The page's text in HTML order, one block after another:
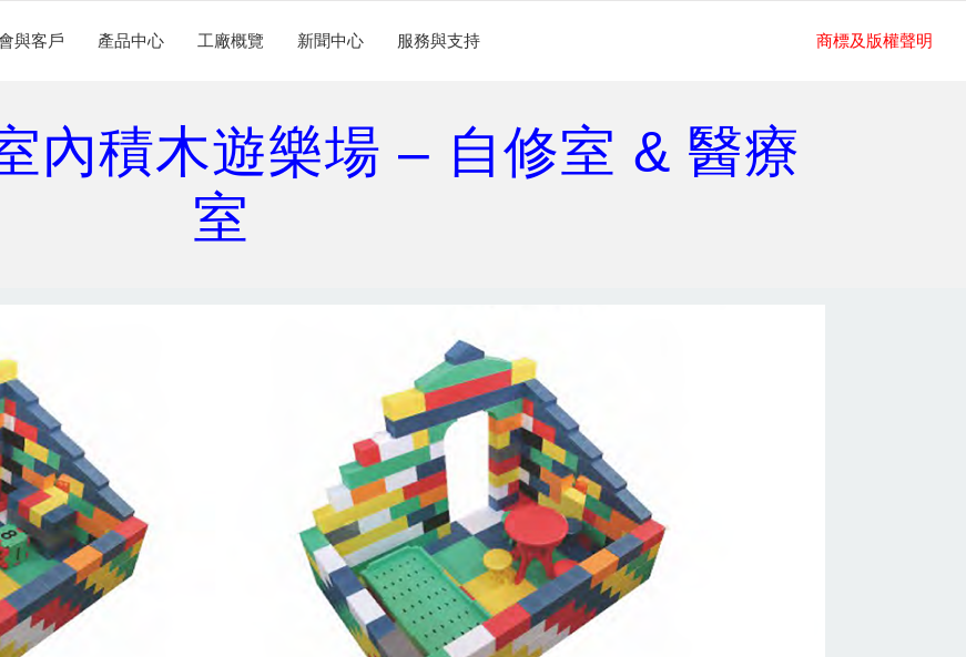
與客戶 產品中心 工廠概覽 新聞中心 服務與支持 商標及版權聲明
內積木遊樂場 – 自修室 & 醫療
室